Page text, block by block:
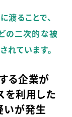
ることで、
の二次的な被
れています。
る企業が
を利用した
いが発生